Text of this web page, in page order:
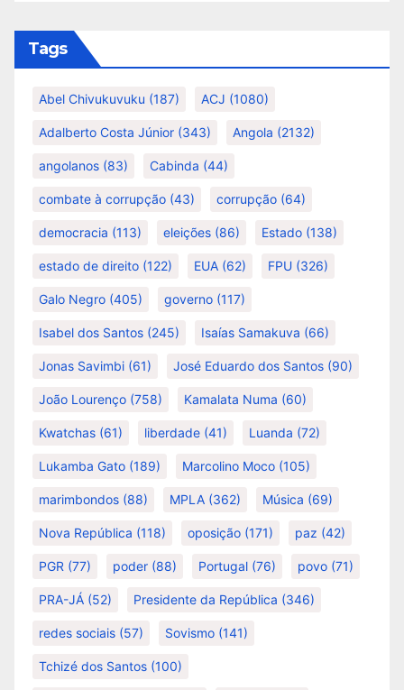
Tags
Abel Chivukuvuku (187) ACJ (1080)
Adalberto Costa Júnior (343) Angola (2132)
angolanos (83) Cabinda (44)
combate à corrupção (43) corrupção (64)
democracia (113) eleições (86) Estado (138)
estado de direito (122) EUA (62) FPU (326)
Galo Negro (405) governo (117)
Isabel dos Santos (245) Isaías Samakuva (66)
Jonas Savimbi (61) José Eduardo dos Santos (90)
João Lourenço (758) Kamalata Numa (60)
Kwatchas (61) liberdade (41) Luanda (72)
Lukamba Gato (189) Marcolino Moco (105)
marimbondos (88) MPLA (362) Música (69)
Nova República (118) oposição (171) paz (42)
PGR (77) poder (88) Portugal (76) povo (71)
PRA-JÁ (52) Presidente da República (346)
redes sociais (57) Sovismo (141)
Tchizé dos Santos (100)